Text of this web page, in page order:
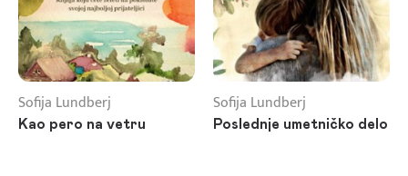
Sofija Lundberj
Kao pero na vetru
Sofija Lundberj
Poslednje umetničko delo